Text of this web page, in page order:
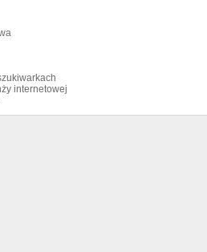
internetowej